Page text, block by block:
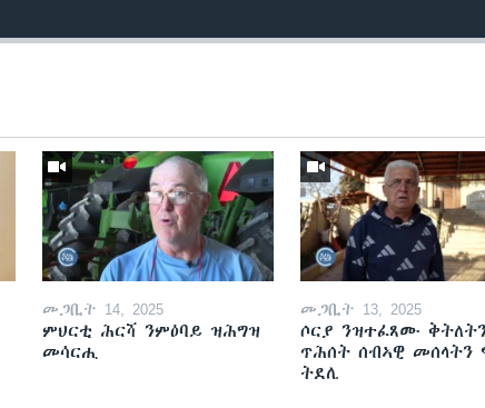
መጋቢት 14, 2025
ምህርቲ ሕርሻ ንምዕባይ ዝሕግዝ
መሳርሒ
መጋቢት 13, 2025
ሶርያ ንዝተፈጸሙ
ጥሕሰት ሰብኣዊ መሰላትን
ትደሊ